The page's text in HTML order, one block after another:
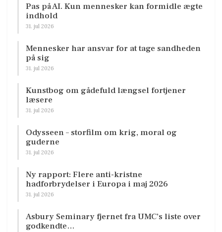
Pas på AI. Kun mennesker kan formidle ægte
indhold
31. jul 2026
Mennesker har ansvar for at tage sandheden
på sig
31. jul 2026
Kunstbog om gådefuld længsel fortjener
læsere
31. jul 2026
Odysseen – storfilm om krig, moral og
guderne
31. jul 2026
Ny rapport: Flere anti-kristne
hadforbrydelser i Europa i maj 2026
31. jul 2026
Asbury Seminary fjernet fra UMC’s liste over
godkendte…